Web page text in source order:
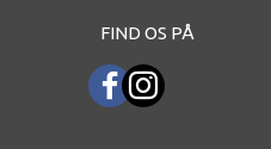
FIND OS PÅ